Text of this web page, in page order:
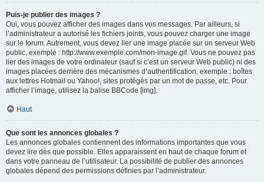
Puis-je publier des images ?
Oui, vous pouvez afficher des images dans vos messages. Par ailleurs, si
l’administrateur a autorisé les fichiers joints, vous pouvez charger une image
sur le forum. Autrement, vous devez lier une image placée sur un serveur Web
public, exemple : http://www.exemple.com/mon-image.gif. Vous ne pouvez pas
lier des images de votre ordinateur (sauf si c’est un serveur Web public) ni des
images placées derrière des mécanismes d’authentification, exemple : boîtes
aux lettres Hotmail ou Yahoo!, sites protégés par un mot de passe, etc. Pour
afficher l’image, utilisez la balise BBCode [img].
Haut
Que sont les annonces globales ?
Les annonces globales contiennent des informations importantes que vous
devez lire dès que possible. Elles apparaissent en haut de chaque forum et
dans votre panneau de l’utilisateur. La possibilité de publier des annonces
globales dépend des permissions définies par l’administrateur.